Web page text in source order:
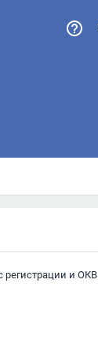
регистрации и